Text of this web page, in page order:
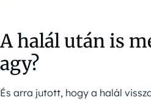
A halál után is
agy?
És arra jutott, hogy a halál